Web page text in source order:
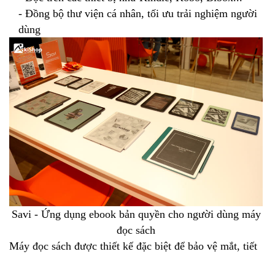
- Đồng bộ thư viện cá nhân, tối ưu trải nghiệm người
dùng
Savi - Ứng dụng ebook bản quyền cho người dùng máy
đọc sách
Máy đọc sách được thiết kế đặc biệt để bảo vệ mắt, tiết